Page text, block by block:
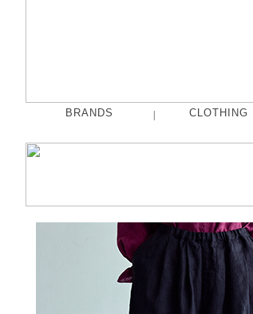
BRANDS
NISHIGUCHI KUTSUSHITA
SOCKS EDIT
CLOTHING
Knitwear